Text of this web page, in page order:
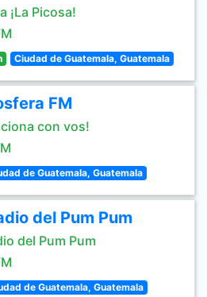
¡La Picosa!
Ciudad de Guatemala, Guatemala
FM
con vos!
de Guatemala, Guatemala
del Pum Pum
del Pum Pum
de Guatemala, Guatemala